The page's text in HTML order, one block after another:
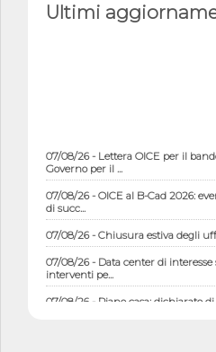
Ultimi
07/08/26 - Lettera OICE per il
Governo per il ...
07/08/26 - OICE al B-Cad 2026:
di succ...
07/08/26 - Chiusura estiva degli
07/08/26 - Data center di interesse
interventi pe...
07/08/26 - Piano casa: dichiarato di